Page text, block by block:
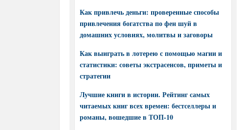
Как привлечь деньги: проверенные способы
привлечения богатства по фен шуй в
домашних условиях, молитвы и заговоры
Как выиграть в лотерею с помощью магии и
статистики: советы экстрасенсов, приметы и
стратегии
Лучшие книги в истории. Рейтинг самых
читаемых книг всех времен: бестселлеры и
романы, вошедшие в ТОП-10